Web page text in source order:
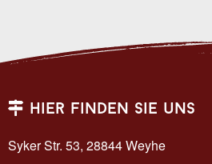
hier finden sie uns
Syker Str. 53, 28844 Weyhe